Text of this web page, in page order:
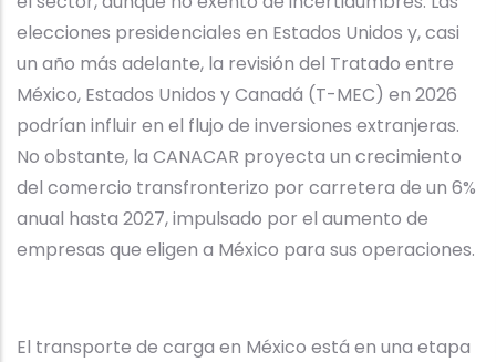
elecciones presidenciales en Estados Unidos y, casi
un año más adelante, la revisión del Tratado entre
México, Estados Unidos y Canadá (T-MEC) en 2026
podrían influir en el flujo de inversiones extranjeras.
No obstante, la CANACAR proyecta un crecimiento
del comercio transfronterizo por carretera de un 6%
anual hasta 2027, impulsado por el aumento de
empresas que eligen a México para sus operaciones.
El transporte de carga en México está en una etapa